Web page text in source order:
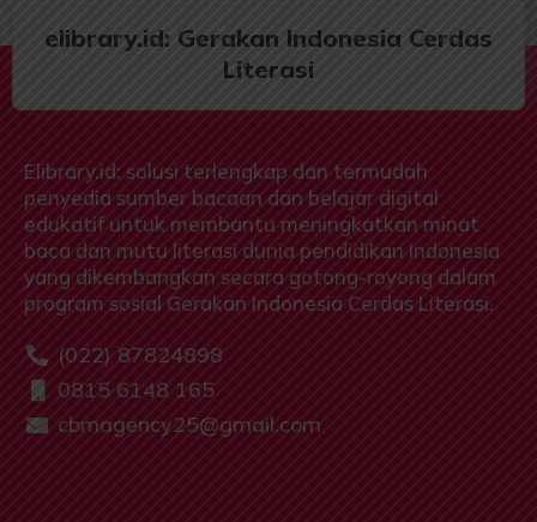
elibrary.id: Gerakan Indonesia Cerdas
Literasi
Elibrary.id: solusi terlengkap dan termudah
penyedia sumber bacaan dan belajar digital
edukatif untuk membantu meningkatkan minat
baca dan mutu literasi dunia pendidikan Indonesia
yang dikembangkan secara gotong-royong dalam
program sosial Gerakan Indonesia Cerdas Literasi.
(022) 87824898
0815 6148 165
cbmagency25@gmail.com